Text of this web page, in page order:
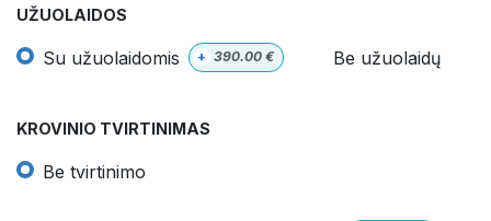
UŽUOLAIDOS
Su užuolaidomis + 390.00 € Be užuolaidų
KROVINIO TVIRTINIMAS
Be tvirtinimo